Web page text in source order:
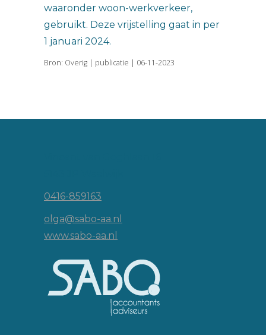
waaronder woon-werkverkeer,
gebruikt. Deze vrijstelling gaat in per
1 januari 2024.
Bron: Overig | publicatie | 06-11-2023
0416-859163
olga@sabo-aa.nl
www.sabo-aa.nl